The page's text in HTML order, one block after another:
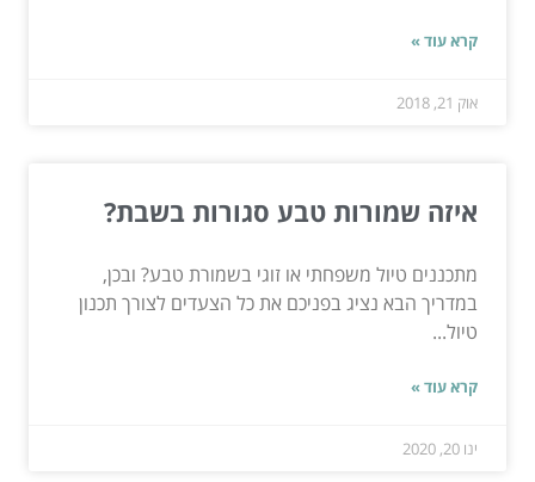
קרא עוד »
אוק 21, 2018
איזה שמורות טבע סגורות בשבת?
מתכננים טיול משפחתי או זוגי בשמורת טבע? ובכן,
במדריך הבא נציג בפניכם את כל הצעדים לצורך תכנון
טיול...
קרא עוד »
ינו 20, 2020